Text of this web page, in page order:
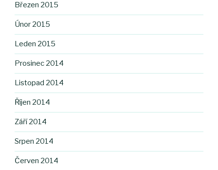
Březen 2015
Únor 2015
Leden 2015
Prosinec 2014
Listopad 2014
Říjen 2014
Září 2014
Srpen 2014
Červen 2014